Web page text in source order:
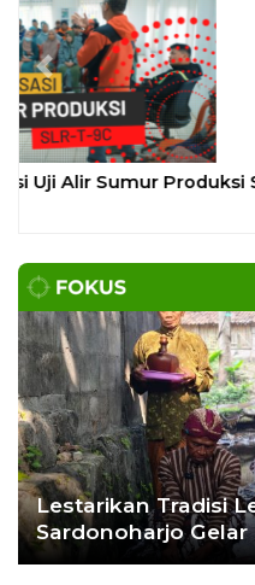
Yogyakarta
DAERAH| Agustus 7, 2026
Bapas Yogyakarta
Program Magang
YOGYAKARTA – Balai
Kelas I Yogyakarta
Bapas Yogyakarta
Koordinasi
SLEMAN – Balai
Yogyakarta dan
DAERAH| Agustus 6, 2026
Komisi 1 DPRD
Perbaikan Jalan
KKMP di Semampir